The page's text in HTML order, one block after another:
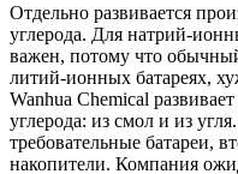
Отдельно развивается
углерода. Для натрий-
важен, потому что
литий-ионных батареях,
Wanhua Chemical
углерода: из смол и из
требовательные батареи,
накопители. Компания